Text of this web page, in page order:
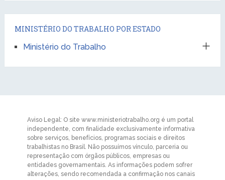
MINISTÉRIO DO TRABALHO POR ESTADO
Ministério do Trabalho
Aviso Legal: O site www.ministeriotrabalho.org é um portal
independente, com finalidade exclusivamente informativa
sobre serviços, benefícios, programas sociais e direitos
trabalhistas no Brasil. Não possuímos vínculo, parceria ou
representação com órgãos públicos, empresas ou
entidades governamentais. As informações podem sofrer
alterações, sendo recomendada a confirmação nos canais